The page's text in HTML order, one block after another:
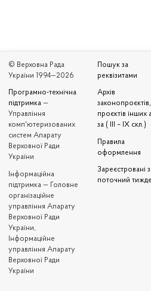
© Верховна Рада
України 1994—2026
Програмно-технічна
підтримка —
Управління
комп'ютеризованих
систем Апарату
Верховної Ради
України
Iнформаційна
підтримка — Головне
організаційне
управління Апарату
Верховної Ради
України,
Інформаційне
управління Апарату
Верховної Ради
України
Пошук за
реквізитами
Архів
законопроєктів,
проєктів інших
за ( III – IX скл.)
Правила
оформлення
Зареєстровані
поточний